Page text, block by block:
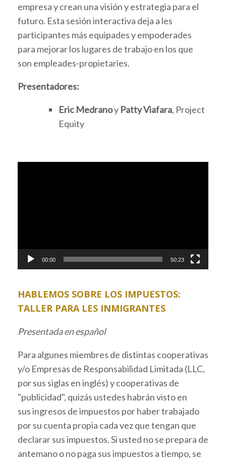
empresa y crean una visión y estrategia para el
futuro. Esta sesión interactiva deja a les
participantes más equipades y empoderades
para mejorar los lugares de trabajo en los que
son empleades-propietaries.
Presentadores:
Eric Medranoy Patty Viafara, Project
Equity
00:00 50:23
HABLEMOS SOBRE LOS IMPUESTOS:
TALLER PARA LES INMIGRANTES
Presentada en español
Para algunes miembres de distintas cooperativas
y/o Empresas de Responsabilidad Limitada (LLC,
por sus siglas en inglés) y cooperativas de
"publicidad", quizás ustedes habrán visto en
sus ingresos de impuestos por haber trabajado
por su cuenta propia cada vez que tengan que
declarar sus impuestos. Si usted no se prepara de
antemano o no paga sus impuestos a tiempo, se